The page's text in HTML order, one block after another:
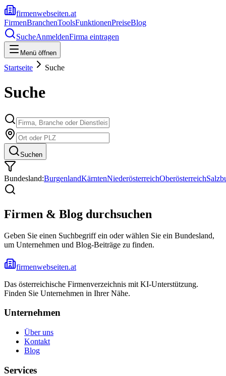
firmenwebseiten.at
FirmenBranchenToolsFunktionenPreiseBlog
SucheAnmeldenFirma eintragen
Menü öffnen
Startseite Suche
Suche
Suchen
Bundesland:BurgenlandKärntenNiederösterreichOberösterreich
Firmen & Blog durchsuchen
Geben Sie einen Suchbegriff ein oder wählen Sie ein Bundesland,
um Unternehmen und Blog-Beiträge zu finden.
firmenwebseiten.at
Das österreichische Firmenverzeichnis mit KI-Unterstützung.
Finden Sie Unternehmen in Ihrer Nähe.
Unternehmen
Über uns
Kontakt
Blog
Services